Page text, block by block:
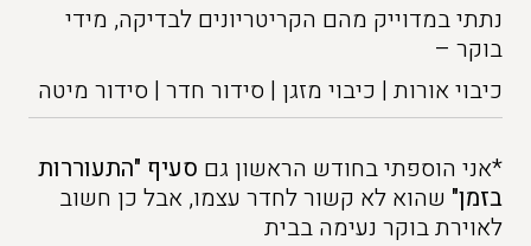
נתתי במדוייק מהם הקריטריונים לבדיקה, מידי
בוקר –
כיבוי אורות | כיבוי מזגן | סידור חדר | סידור מיטה
*אני הוספתי בחודש הראשון גם סעיף "התעוררות
בזמן" שהוא לא קשור לחדר עצמו, אבל כן חשוב
לאוירת בוקר נעימה בבית